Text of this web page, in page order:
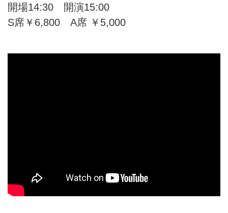
開場14:30 開演15:00
S席￥6,800 A席 ￥5,000